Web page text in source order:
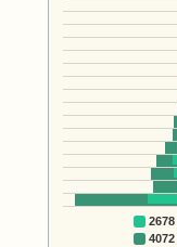
2678
4072